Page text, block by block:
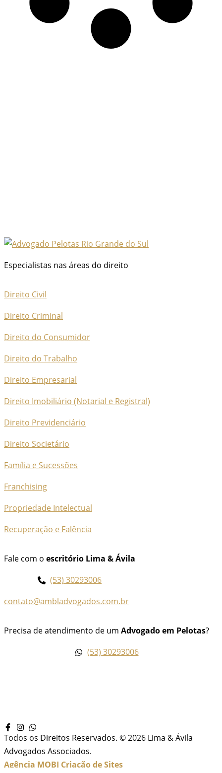
Especialistas nas áreas do direito
Direito Civil
Direito Criminal
Direito do Consumidor
Direito do Trabalho
Direito Empresarial
Direito Imobiliário (Notarial e Registral)
Direito Previdenciário
Direito Societário
Família e Sucessões
Franchising
Propriedade Intelectual
Recuperação e Falência
Fale com o escritório Lima & Ávila
(53) 30293006
contato@ambladvogados.com.br
Precisa de atendimento de um Advogado em Pelotas?
(53) 30293006
Todos os Direitos Reservados. © 2026 Lima & Ávila
Advogados Associados.
Agência MOBI Criação de Sites